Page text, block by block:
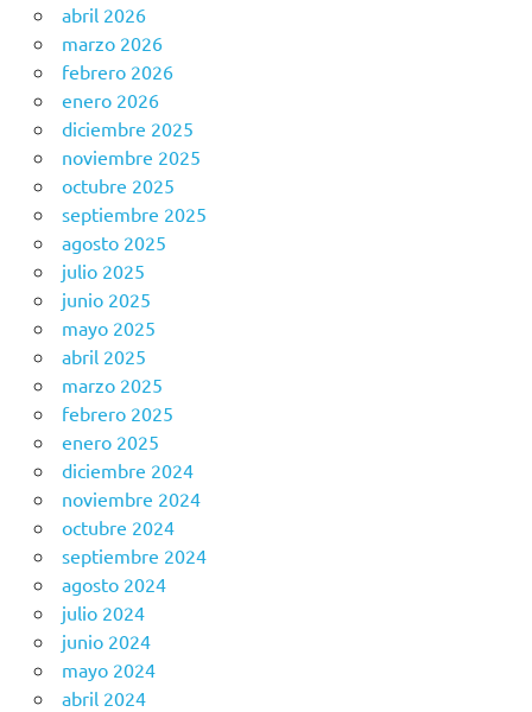
abril 2026
marzo 2026
febrero 2026
enero 2026
diciembre 2025
noviembre 2025
octubre 2025
septiembre 2025
agosto 2025
julio 2025
junio 2025
mayo 2025
abril 2025
marzo 2025
febrero 2025
enero 2025
diciembre 2024
noviembre 2024
octubre 2024
septiembre 2024
agosto 2024
julio 2024
junio 2024
mayo 2024
abril 2024